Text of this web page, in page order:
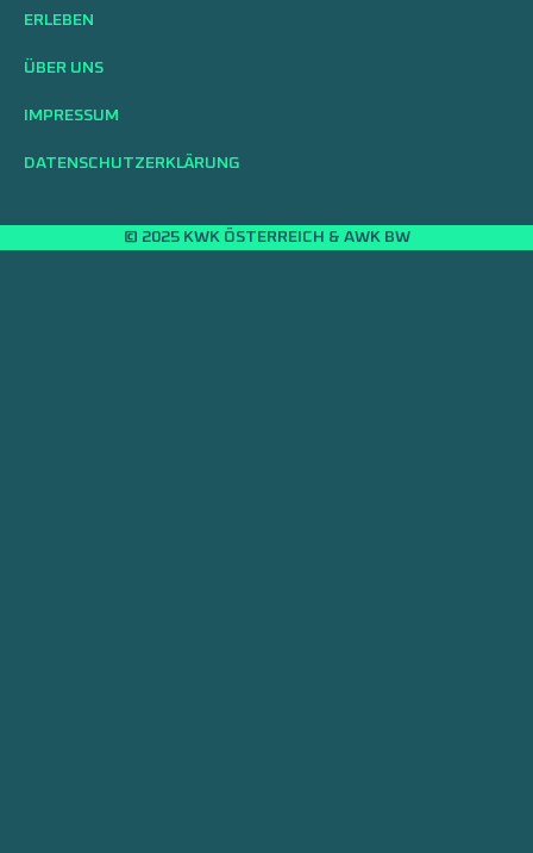
ERLEBEN
ÜBER UNS
IMPRESSUM
DATENSCHUTZERKLÄRUNG
© 2025 KWK ÖSTERREICH & AWK BW